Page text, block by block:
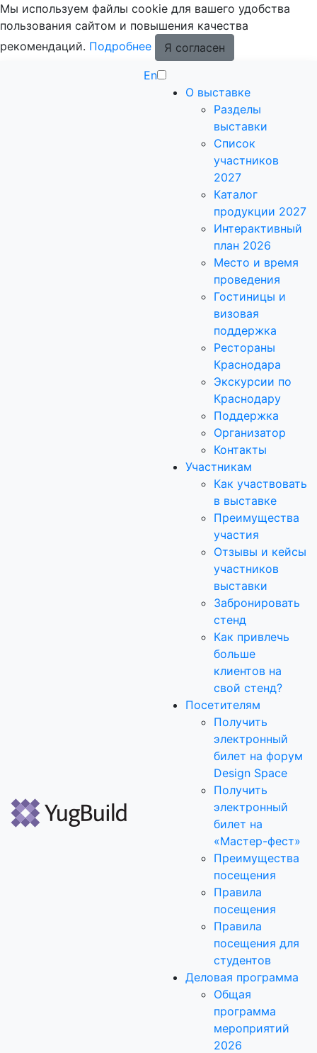
Мы используем файлы cookie для вашего удобства
пользования сайтом и повышения качества
рекомендаций. Подробнее
Я согласен
En
О выставке
Разделы
выставки
Список
участников
2027
Каталог
продукции 2027
Интерактивный
план 2026
Место и время
проведения
Гостиницы и
визовая
поддержка
Рестораны
Краснодара
Экскурсии по
Краснодару
Поддержка
Организатор
Контакты
Участникам
Как участвовать
в выставке
Преимущества
участия
Отзывы и кейсы
участников
выставки
Забронировать
стенд
Как привлечь
больше
клиентов на
свой стенд?
Посетителям
Получить
электронный
билет на форум
Design Space
Получить
электронный
билет на
«Мастер-фест»
Преимущества
посещения
Правила
посещения
Правила
посещения для
студентов
Деловая программа
Общая
программа
мероприятий
2026